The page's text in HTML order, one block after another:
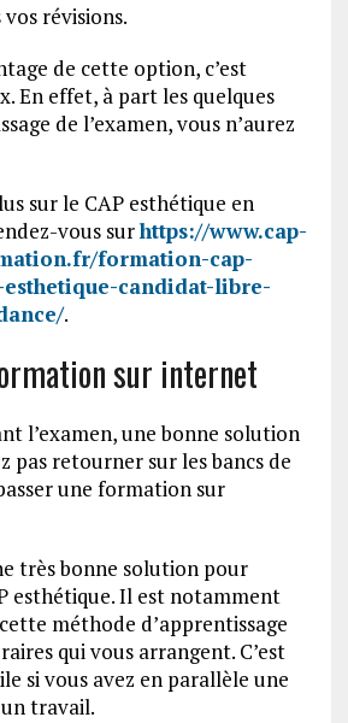
révisions.
de cette option, c’est
En effet, à part les quelques
de l’examen, vous n’aurez
sur le CAP esthétique en
vous surhttps://www.cap-
formation-cap-
esthetique-candidat-libre-
.
sur internet
l’examen, une bonne solution
pas retourner sur les bancs de
une formation sur
très bonne solution pour
esthétique. Il est notamment
méthode d’apprentissage
qui vous arrangent. C’est
si vous avez en parallèle une
travail.